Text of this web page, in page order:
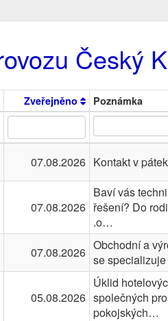
Český
Zveřejněno Poznámka
07.08.2026 Kontakt v
07.08.2026
Baví vás
řešení? Do
.o…
07.08.2026 Obchodní a
se
05.08.2026
Úklid
společných
pokojských…